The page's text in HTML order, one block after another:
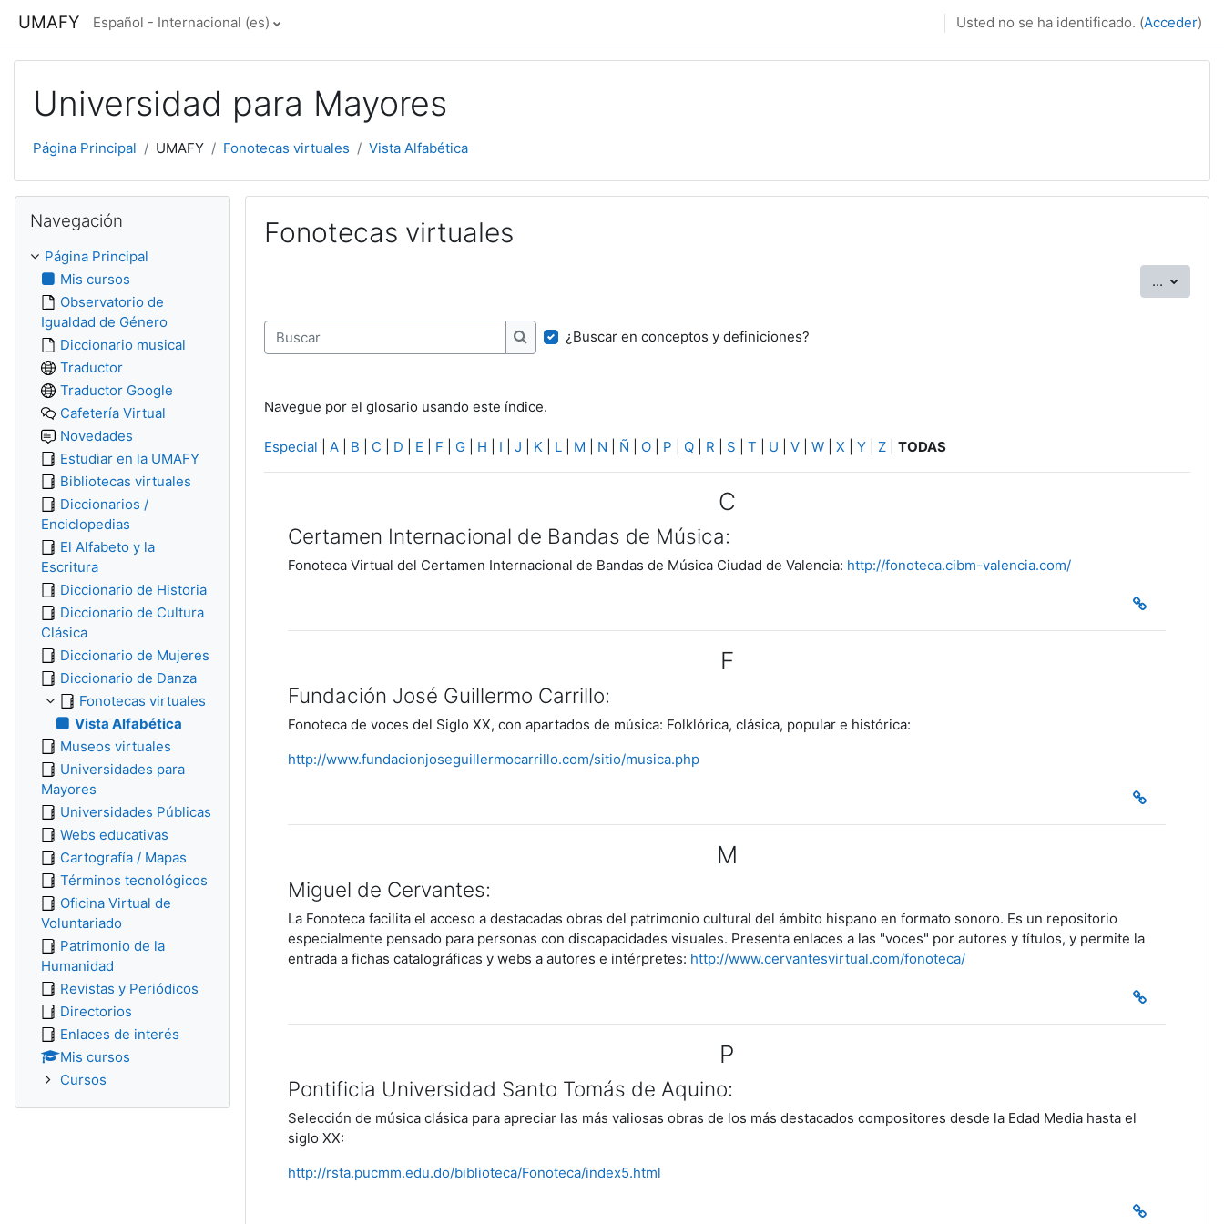
UMAFY Español - Internacional ‎(es)‎ Usted no se ha identificado. (Acceder)
Universidad para Mayores
Página Principal UMAFY Fonotecas virtuales Vista Alfabética
Fonotecas virtuales
...
Buscar
Buscar
¿Buscar en conceptos y definiciones?
Navegue por el glosario usando este índice.
Especial A| B C D E F G| H I J K L| M N Ñ O| P Q| R S T U V| W| X Y| Z| TODAS
C
Certamen Internacional de Bandas de Música:
Fonoteca Virtual del Certamen Internacional de Bandas de Música Ciudad de Valencia: http://fonoteca.cibm-valencia.com/
F
Fundación José Guillermo Carrillo:
Fonoteca de voces del Siglo XX, con apartados de música: Folklórica, clásica, popular e histórica:
http://www.fundacionjoseguillermocarrillo.com/sitio/musica.php
M
Miguel de Cervantes:
La Fonoteca facilita el acceso a destacadas obras del patrimonio cultural del ámbito hispano en formato sonoro. Es un repositorio
especialmente pensado para personas con discapacidades visuales. Presenta enlaces a las "voces" por autores y títulos, y permite la
entrada a fichas catalográficas y webs a autores e intérpretes: http://www.cervantesvirtual.com/fonoteca/
P
Pontificia Universidad Santo Tomás de Aquino:
Selección de música clásica para apreciar las más valiosas obras de los más destacados compositores desde la Edad Media hasta el
siglo XX:
http://rsta.pucmm.edu.do/biblioteca/Fonoteca/index5.html
Navegación
Página Principal
Mis cursos
Observatorio de
Igualdad de Género
Diccionario musical
Traductor
Traductor Google
Cafetería Virtual
Novedades
Estudiar en la UMAFY
Bibliotecas virtuales
Diccionarios /
Enciclopedias
El Alfabeto y la
Escritura
Diccionario de Historia
Diccionario de Cultura
Clásica
Diccionario de Mujeres
Diccionario de Danza
Fonotecas virtuales
Vista Alfabética
Museos virtuales
Universidades para
Mayores
Universidades Públicas
Webs educativas
Cartografía / Mapas
Términos tecnológicos
Oficina Virtual de
Voluntariado
Patrimonio de la
Humanidad
Revistas y Periódicos
Directorios
Enlaces de interés
Mis cursos
Cursos